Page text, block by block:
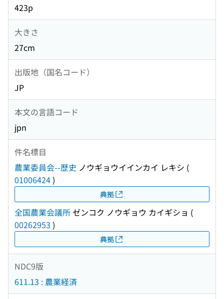
423p
大きさ
27cm
出版地（国名コード）
JP
本文の言語コード
jpn
件名標目
農業委員会--歴史 ノウギョウイインカイ レキシ (
01006424)
典拠
全国農業会議所ゼンコク ノウギョウ カイギショ (
00262953 )
典拠
NDC9版
611.13 : 農業経済